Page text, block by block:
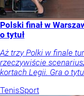
Polski finał w
o tytuł
Aż trzy Polki w finale
rzeczywiście
kortach Legii. Gra o
TenisSport